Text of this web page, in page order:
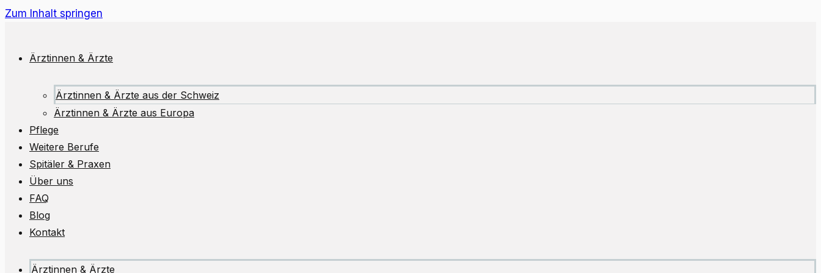
Zum Inhalt springen
Ärztinnen & Ärzte
Ärztinnen & Ärzte aus der Schweiz
Ärztinnen & Ärzte aus Europa
Pflege
Weitere Berufe
Spitäler & Praxen
Über uns
FAQ
Blog
Kontakt
Ärztinnen & Ärzte